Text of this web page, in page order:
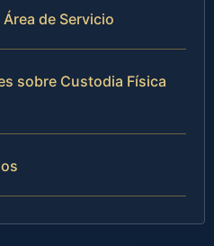
de Servicio
sobre Custodia Física